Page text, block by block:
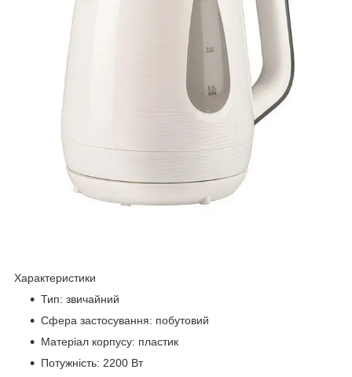
Характеристики
Тип: звичайний
Сфера застосування: побутовий
Матеріал корпусу: пластик
Потужність: 2200 Вт